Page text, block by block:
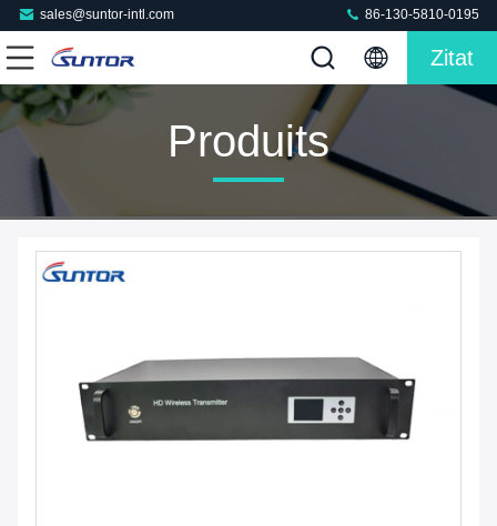
sales@suntor-intl.com 86-130-5810-0195
Zitat
Produits